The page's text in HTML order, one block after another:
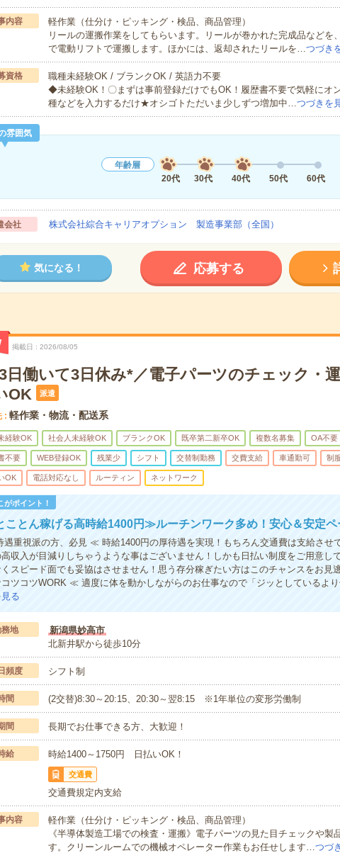
内容
軽作業（仕分け・ピッキング・検品、商品管理）
リールの運搬作業をしてもらいます。リールが巻かれた完成品などを
で電動リフトで運搬します。ほかには、返却されたリールを… つづき
資格
職種未経験OK / ブランクOK / 英語力不要
◆未経験OK！〇まずは事前登録だけでもOK！履歴書不要で気軽にオ
種などを入力するだけ★オシゴトただいま少しずつ増加中… つづきを
雰囲気
年齢層
20代
30代 40代 50代 60代
会社 株式会社綜合キャリアオプション 製造事業部（全国）
気になる！ 応募する
掲載日 2026/08/05
日働いて3日休み*／電子パーツのチェック・
OK
派遣
軽作業・物流・配送系
経験OK 社会人未経験OK ブランクOK 既卒第二新卒OK 複数名募集 OA不要
不要 WEB登録OK 残業少 シフト 交替制勤務 交費支給 車通勤可 制
OK 電話対応なし ルーティン ネットワーク
がポイント！
とん稼げる高時給1400円≫ルーチンワーク多め！安心＆安定ペ
重視派の方、必見 ≪ 時給1400円の厚待遇を実現！もちろん交通費は支給させ
高収入が目減りしちゃうような事はございません！しかも日払い制度をご用意し
スピード面でも妥協はさせません！思う存分稼ぎたい方はこのチャンスをお見
ツコツWORK ≪ 適度に体を動かしながらのお仕事なので「ジッとしているよ
る
務地
新潟県妙高市
北新井駅から徒歩10分
頻度 シフト制
間 (2交替)8:30～20:15、20:30～翌8:15 ※1年単位の変形労働制
間 長期でお仕事できる方、大歓迎！
給 時給1400～1750円 日払いOK！
交通費
交通費規定内支給
内容
軽作業（仕分け・ピッキング・検品、商品管理）
《半導体製造工場での検査・運搬》電子パーツの見た目チェックや製
す。クリーンルームでの機械オペレーター作業もお任せします…つづ